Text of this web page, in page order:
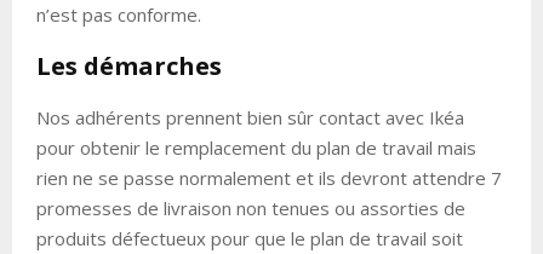
n’est pas conforme.
Les démarches
Nos adhérents prennent bien sûr contact avec Ikéa
pour obtenir le remplacement du plan de travail mais
rien ne se passe normalement et ils devront attendre 7
promesses de livraison non tenues ou assorties de
produits défectueux pour que le plan de travail soit